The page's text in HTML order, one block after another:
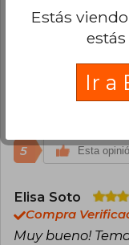
peca de lo
mujeres si
muchos no
prejuicios de
la lectura de
5 Esta
Elisa Soto
Compra
Muy bueno!
Estás viendo
estás
Ir a